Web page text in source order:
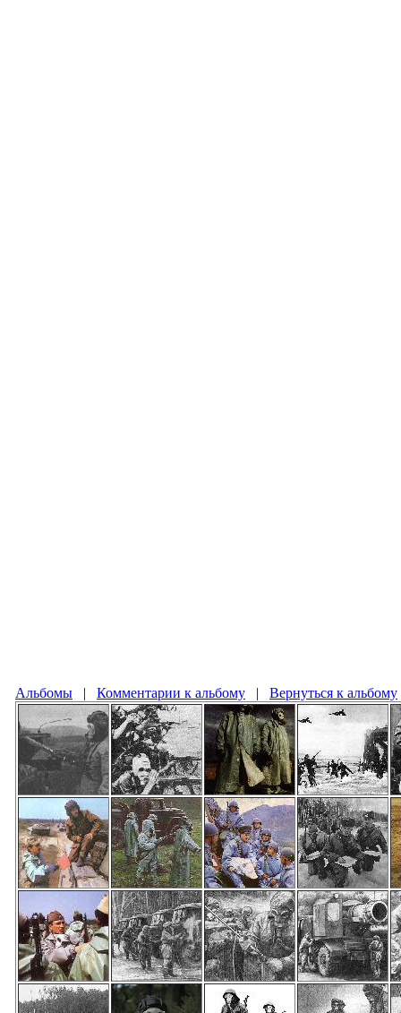
Альбомы | Комментарии к альбому | Вернуться к альбому